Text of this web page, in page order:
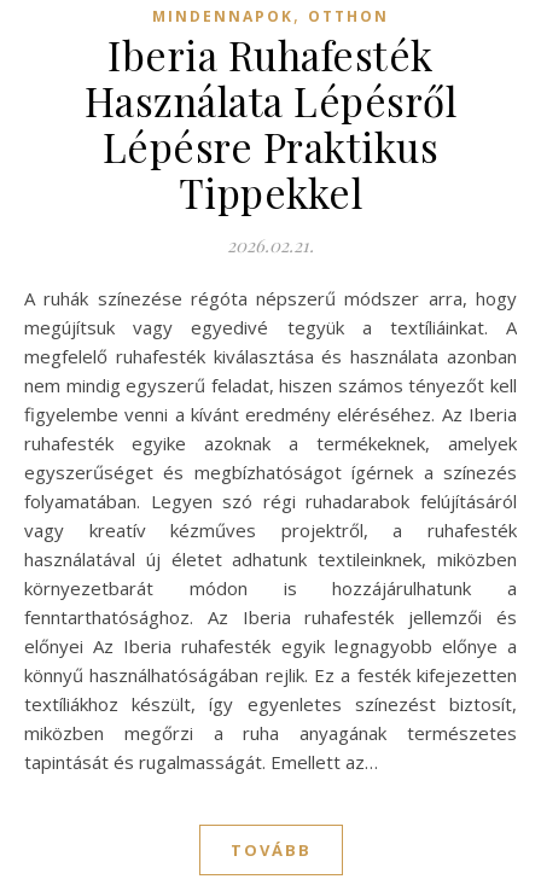
MINDENNAPOK, OTTHON
Iberia Ruhafesték
Használata Lépésről
Lépésre Praktikus
Tippekkel
2026.02.21.
A ruhák színezése régóta népszerű módszer arra, hogy
megújítsuk vagy egyedivé tegyük a textíliáinkat. A
megfelelő ruhafesték kiválasztása és használata azonban
nem mindig egyszerű feladat, hiszen számos tényezőt kell
figyelembe venni a kívánt eredmény eléréséhez. Az Iberia
ruhafesték egyike azoknak a termékeknek, amelyek
egyszerűséget és megbízhatóságot ígérnek a színezés
folyamatában. Legyen szó régi ruhadarabok felújításáról
vagy kreatív kézműves projektről, a ruhafesték
használatával új életet adhatunk textileinknek, miközben
környezetbarát módon is hozzájárulhatunk a
fenntarthatósághoz. Az Iberia ruhafesték jellemzői és
előnyei Az Iberia ruhafesték egyik legnagyobb előnye a
könnyű használhatóságában rejlik. Ez a festék kifejezetten
textíliákhoz készült, így egyenletes színezést biztosít,
miközben megőrzi a ruha anyagának természetes
tapintását és rugalmasságát. Emellett az…
TOVÁBB